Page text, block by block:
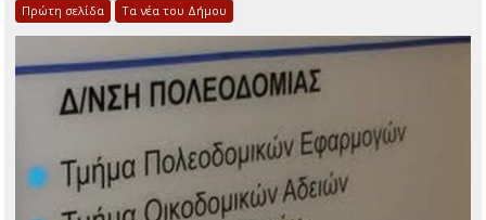
Πρώτη σελίδα Τα νέα του Δήμου